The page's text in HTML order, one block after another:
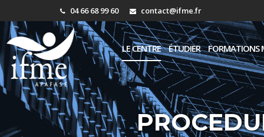
04 66 68 99 60 contact@ifme.fr
LE CENTRE ÉTUDIER FORMATIONS